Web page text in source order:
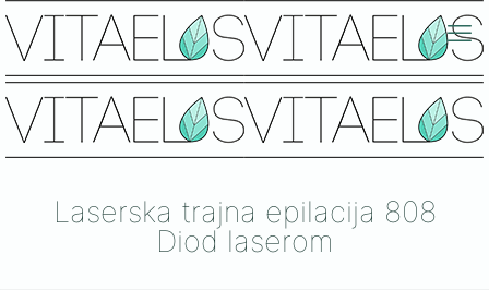
Laserska trajna epilacija 808
Diod laserom